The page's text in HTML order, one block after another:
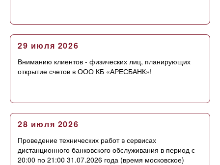
29 июля 2026
Вниманию клиентов - физических лиц, планирующих
открытие счетов в ООО КБ «АРЕСБАНК»!
28 июля 2026
Проведение технических работ в сервисах
дистанционного банковского обслуживания в период с
20:00 по 21:00 31.07.2026 года (время московское)